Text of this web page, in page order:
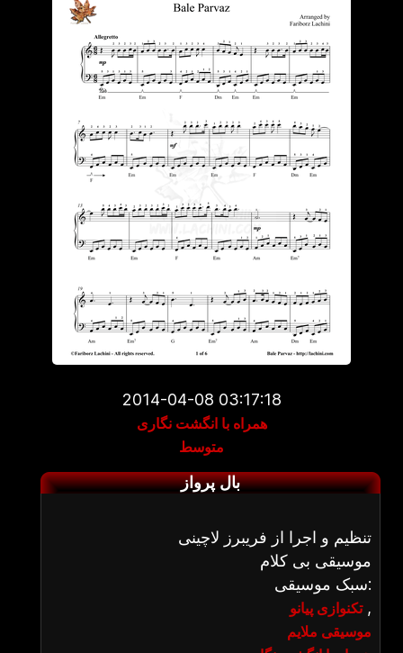
2014-04-08 03:17:18
همراه با انگشت نگاری
متوسط
بال پرواز
تنظیم و اجرا از فریبرز لاچینی
موسیقی بی کلام
سبک موسیقی:
تکنوازی پیانو,
موسیقی ملایم